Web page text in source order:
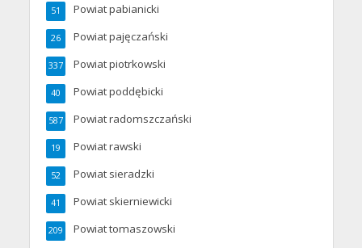
Powiat pabianicki
51
Powiat pajęczański
26
Powiat piotrkowski
337
Powiat poddębicki
40
Powiat radomszczański
587
Powiat rawski
19
Powiat sieradzki
52
Powiat skierniewicki
41
Powiat tomaszowski
209